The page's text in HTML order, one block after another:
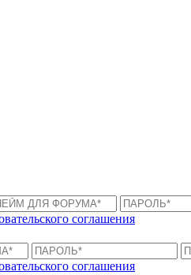
соглашения
соглашения